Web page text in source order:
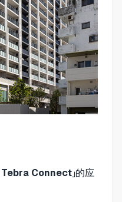
Tebra Connect 」的应